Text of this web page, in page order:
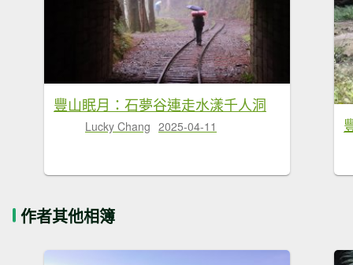
豐山眠月：石夢谷連走水漾千人洞
Lucky Chang 2025-04-11
作者其他相簿